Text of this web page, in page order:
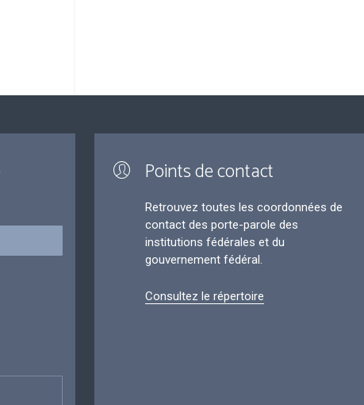
Points de contact
Retrouvez toutes les coordonnées de
contact des porte-parole des
institutions fédérales et du
gouvernement fédéral.
Consultez le répertoire